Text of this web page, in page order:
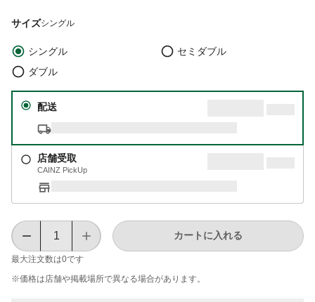
サイズシングル
シングル
セミダブル
ダブル
配送
店舗受取
CAINZ PickUp
最大注文数は0です
カートに入れる
※価格は​店舗や​掲載場所で​異なる​場合が​あります。